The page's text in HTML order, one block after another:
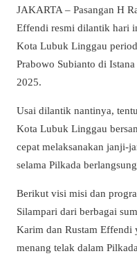
JAKARTA – Pasangan H
Effendi resmi dilantik hari
Kota Lubuk Linggau
Prabowo Subianto di
2025.
Usai dilantik nantinya,
Kota Lubuk Linggau
cepat melaksanakan janji-
selama Pilkada
Berikut visi misi dan
Silampari dari berbagai
Karim dan Rustam Effendi
menang telak dalam